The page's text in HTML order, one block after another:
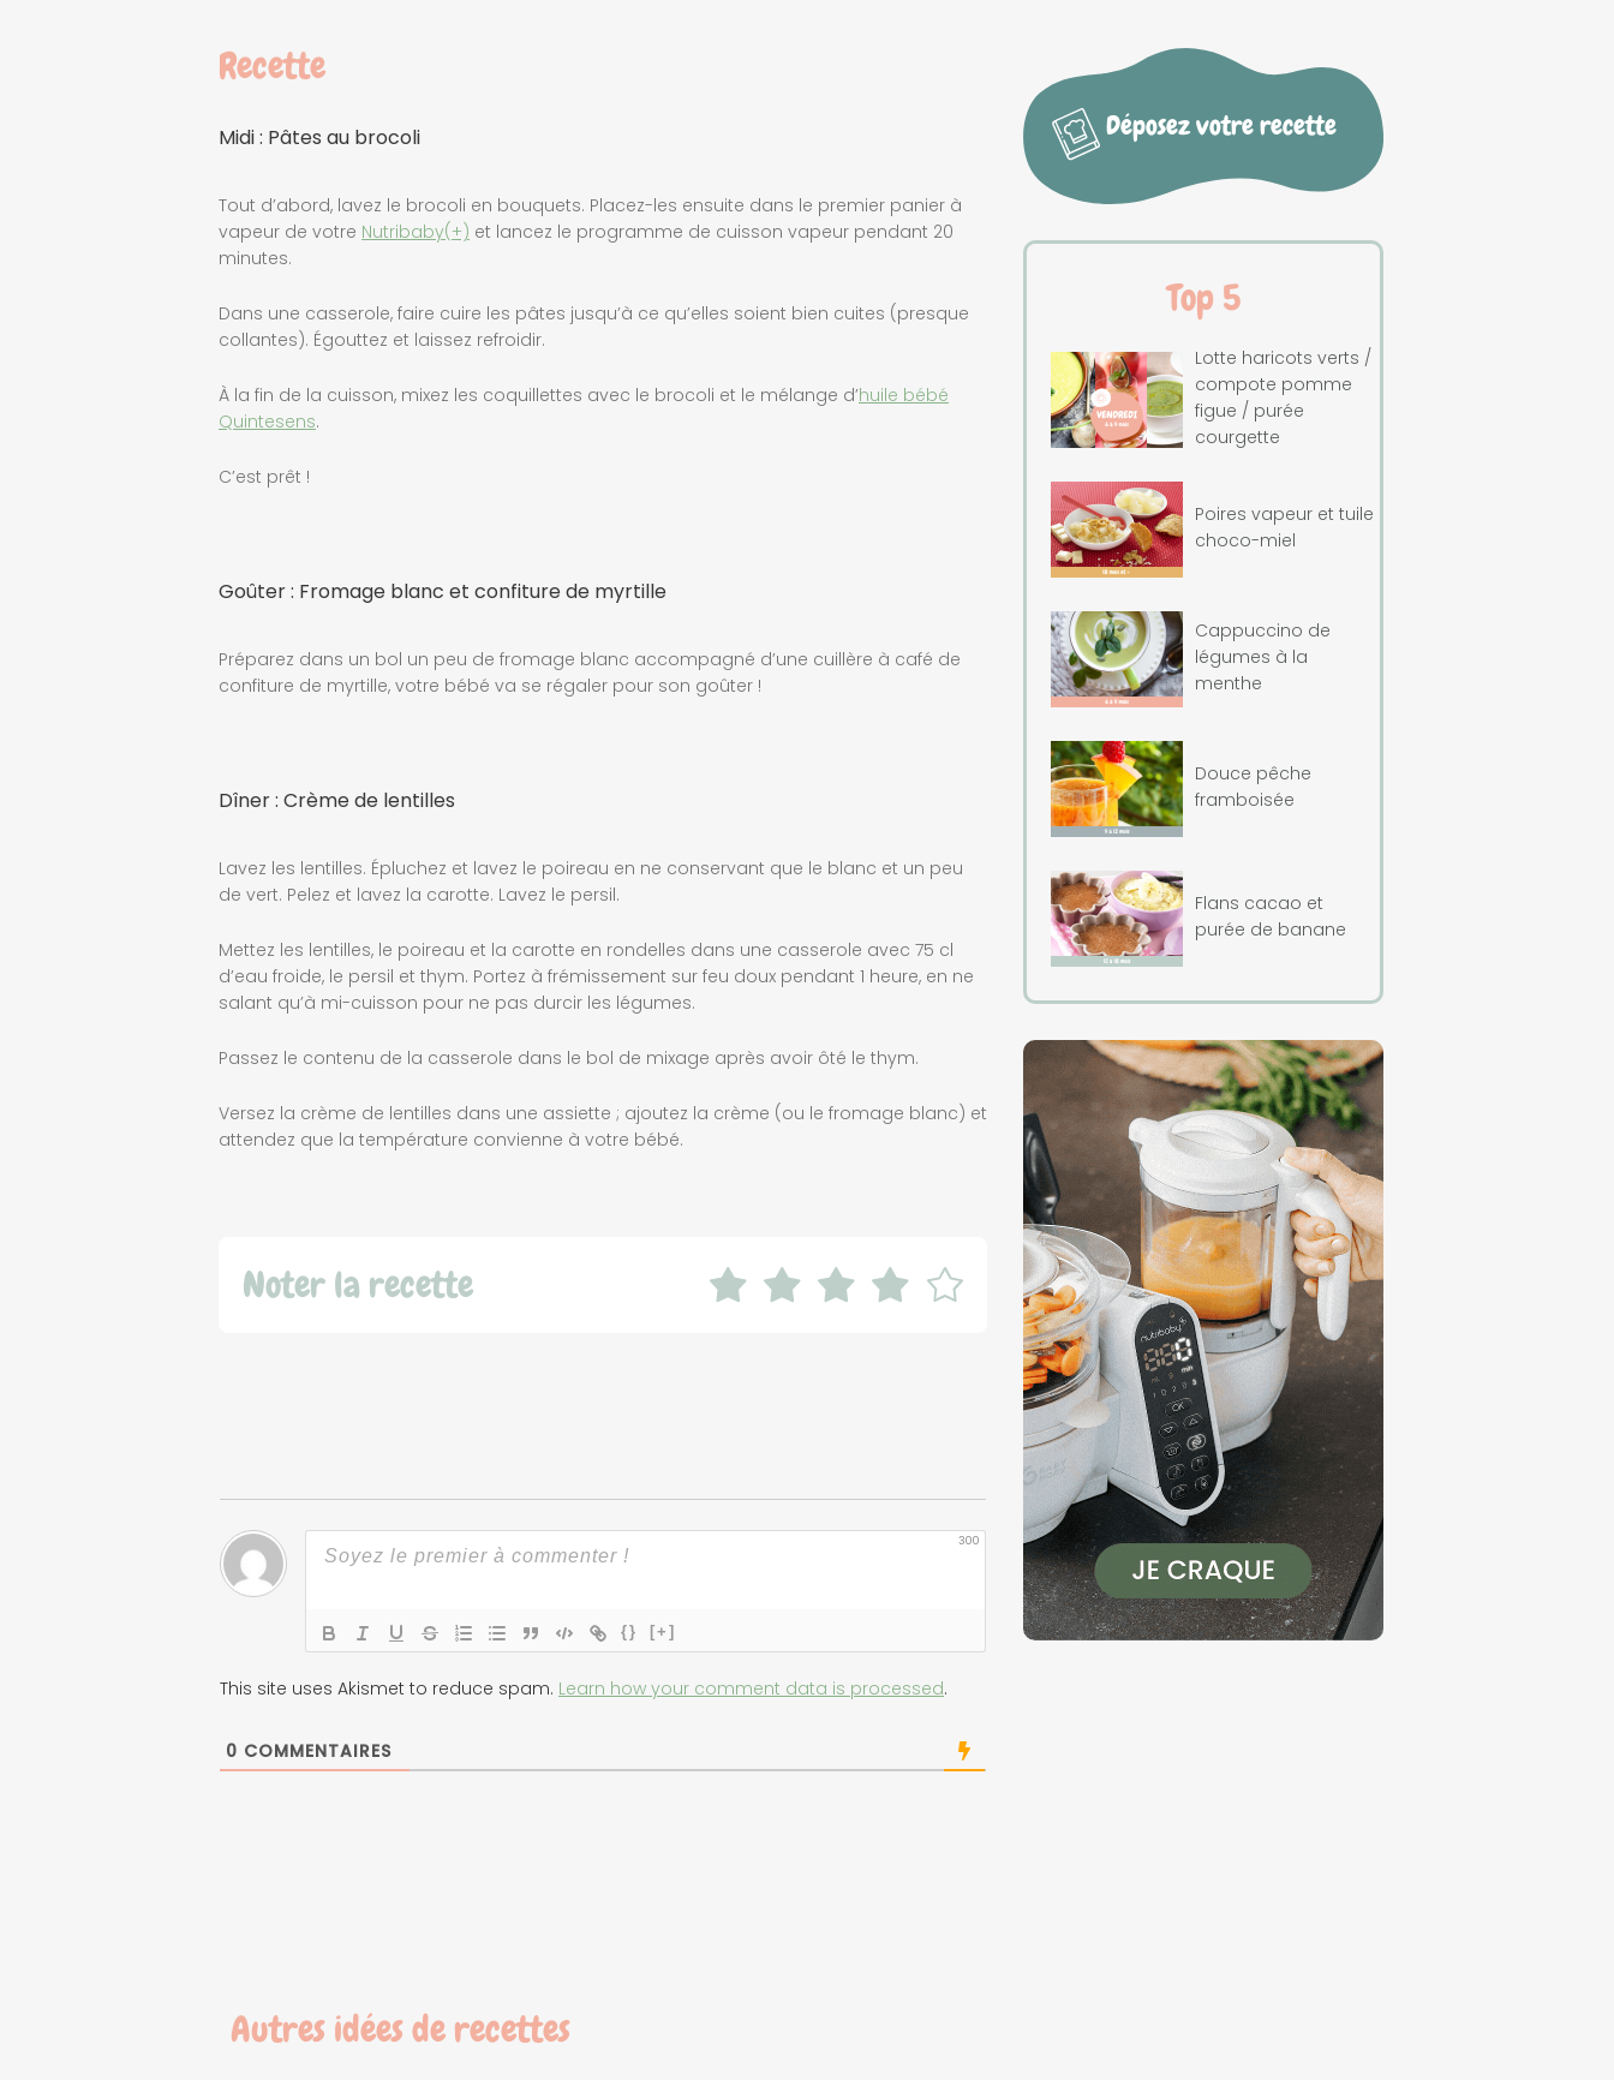
Recette
Midi : Pâtes au brocoli
Tout d’abord, lavez le brocoli en bouquets. Placez-les ensuite dans le premier panier à
vapeur de votre Nutribaby(+) et lancez le programme de cuisson vapeur pendant 20
minutes.
Dans une casserole, faire cuire les pâtes jusqu’à ce qu’elles soient bien cuites (presque
collantes). Égouttez et laissez refroidir.
À la fin de la cuisson, mixez les coquillettes avec le brocoli et le mélange d’huile bébé
Quintesens.
C’est prêt !
Goûter : Fromage blanc et confiture de myrtille
Préparez dans un bol un peu de fromage blanc accompagné d’une cuillère à café de
confiture de myrtille, votre bébé va se régaler pour son goûter !
Dîner : Crème de lentilles
Lavez les lentilles. Épluchez et lavez le poireau en ne conservant que le blanc et un peu
de vert. Pelez et lavez la carotte. Lavez le persil.
Mettez les lentilles, le poireau et la carotte en rondelles dans une casserole avec 75 cl
d’eau froide, le persil et thym. Portez à frémissement sur feu doux pendant 1 heure, en ne
salant qu’à mi-cuisson pour ne pas durcir les légumes.
Passez le contenu de la casserole dans le bol de mixage après avoir ôté le thym.
Versez la crème de lentilles dans une assiette ; ajoutez la crème (ou le fromage blanc) et
attendez que la température convienne à votre bébé.
Noter la recette
300
{} [+]
This site uses Akismet to reduce spam. Learn how your comment data is processed.
0 COMMENTAIRES
Autres idées de recettes
Déposez votre recette
Top 5
Lotte haricots verts /
compote pomme
figue / purée
courgette
Poires vapeur et tuile
choco-miel
Cappuccino de
légumes à la
menthe
Douce pêche
framboisée
Flans cacao et
purée de banane